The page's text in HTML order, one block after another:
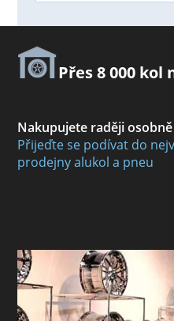
Přes 8 000 kol
Nakupujete raději
Přijeďte se podívat do
prodejny alukol a pneu